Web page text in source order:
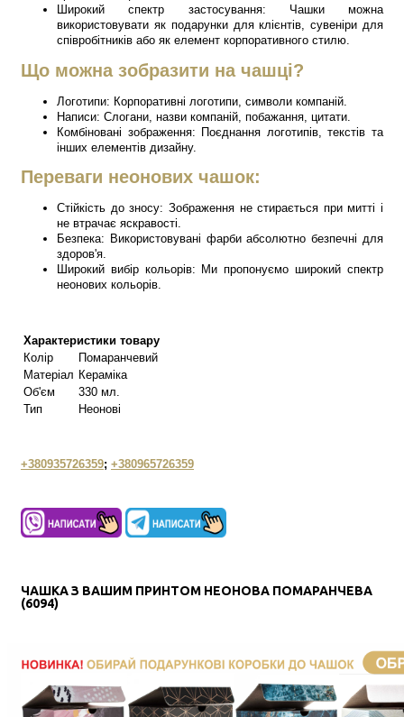
Широкий спектр застосування: Чашки можна
використовувати як подарунки для клієнтів, сувеніри для
співробітників або як елемент корпоративного стилю.
Що можна зобразити на чашці?
Логотипи: Корпоративні логотипи, символи компаній.
Написи: Слогани, назви компаній, побажання, цитати.
Комбіновані зображення: Поєднання логотипів, текстів та
інших елементів дизайну.
Переваги неонових чашок:
Стійкість до зносу: Зображення не стирається при митті і
не втрачає яскравості.
Безпека: Використовувані фарби абсолютно безпечні для
здоров'я.
Широкий вибір кольорів: Ми пропонуємо широкий спектр
неонових кольорів.
Характеристики товару
Колір
Помаранчевий
Матеріал Кераміка
Об'єм
330 мл.
Тип
Неонові
+380935726359; +380965726359
ЧАШКА З ВАШИМ ПРИНТОМ НЕОНОВА ПОМАРАНЧЕВА
(6094)